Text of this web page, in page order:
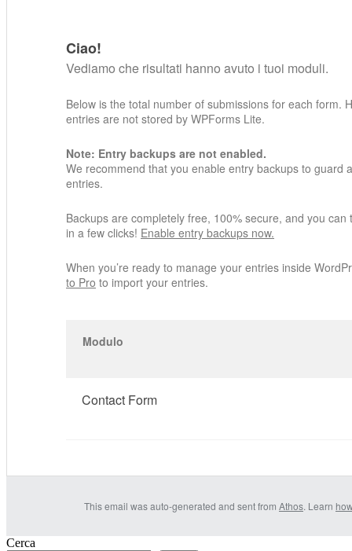
Ciao!
Vediamo che risultati hanno avuto i tuoi moduli.
Below is the total number of submissions for each form.
entries are not stored by WPForms Lite.
Note: Entry backups are not enabled.
We recommend that you enable entry backups to guard
entries.
Backups are completely free, 100% secure, and you can
in a few clicks! Enable entry backups now.
When you’re ready to manage your entries inside
to Pro to import your entries.
Modulo
Contact Form
This email was auto-generated and sent from Athos. Learn
Cerca